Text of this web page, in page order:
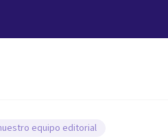
equipo editorial